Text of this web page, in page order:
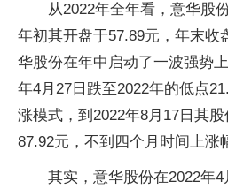
从2022年全年看，意华股
年初其开盘于57.89元，年末收
华股份在年中启动了一波强势
年4月27日跌至2022年的低点
涨模式，到2022年8月17日其
87.92元，不到四个月时间上涨
其实，意华股份在2022年4